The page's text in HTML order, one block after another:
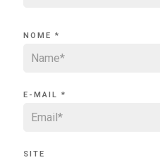
NOME *
E-MAIL *
SITE